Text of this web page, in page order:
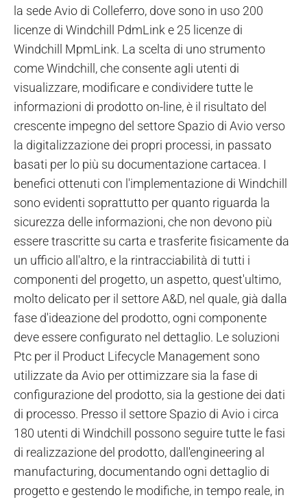
la sede Avio di Colleferro, dove sono in uso 200
licenze di Windchill PdmLink e 25 licenze di
Windchill MpmLink. La scelta di uno strumento
come Windchill, che consente agli utenti di
visualizzare, modificare e condividere tutte le
informazioni di prodotto on-line, è il risultato del
crescente impegno del settore Spazio di Avio verso
la digitalizzazione dei propri processi, in passato
basati per lo più su documentazione cartacea. I
benefici ottenuti con l'implementazione di Windchill
sono evidenti soprattutto per quanto riguarda la
sicurezza delle informazioni, che non devono più
essere trascritte su carta e trasferite fisicamente da
un ufficio all'altro, e la rintracciabilità di tutti i
componenti del progetto, un aspetto, quest'ultimo,
molto delicato per il settore A&D, nel quale, già dalla
fase d'ideazione del prodotto, ogni componente
deve essere configurato nel dettaglio. Le soluzioni
Ptc per il Product Lifecycle Management sono
utilizzate da Avio per ottimizzare sia la fase di
configurazione del prodotto, sia la gestione dei dati
di processo. Presso il settore Spazio di Avio i circa
180 utenti di Windchill possono seguire tutte le fasi
di realizzazione del prodotto, dall'engineering al
manufacturing, documentando ogni dettaglio di
progetto e gestendo le modifiche, in tempo reale, in